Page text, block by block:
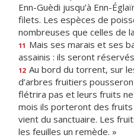
Enn-Guèdi jusqu’à Enn-
filets. Les espèces de
nombreuses que celles de
11 Mais ses marais et ses
assainis : ils seront
12 Au bord du torrent, sur
d’arbres fruitiers
flétrira pas et leurs fruits
mois ils porteront des
vient du sanctuaire. Les
les feuilles un remède. »